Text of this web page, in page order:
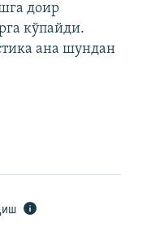
доир
кўпайди.
ана шундан